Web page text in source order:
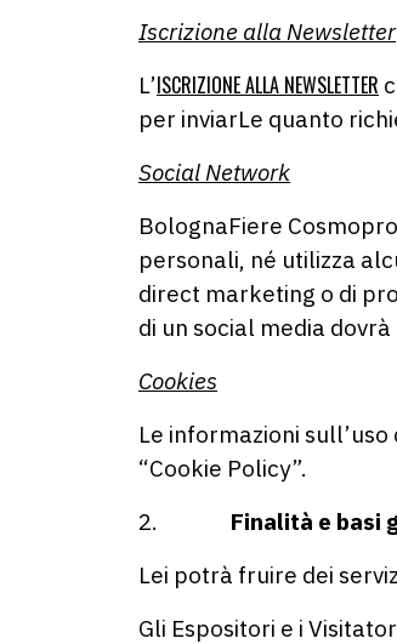
Iscrizione alla Newsletter
L’ISCRIZIONE ALLA NEWSLETTER
per inviarLe quanto
Social Network
BolognaFiere
personali, né utilizza
direct marketing o di
di un social media
Cookies
Le informazioni
“Cookie Policy”.
2. Finalità e basi
Lei potrà fruire dei
Gli Espositori e i